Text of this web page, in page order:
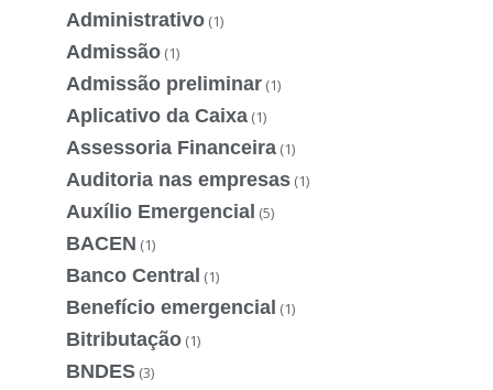
Administrativo (1)
Admissão (1)
Admissão preliminar (1)
Aplicativo da Caixa (1)
Assessoria Financeira (1)
Auditoria nas empresas (1)
Auxílio Emergencial (5)
BACEN (1)
Banco Central (1)
Benefício emergencial (1)
Bitributação (1)
BNDES (3)